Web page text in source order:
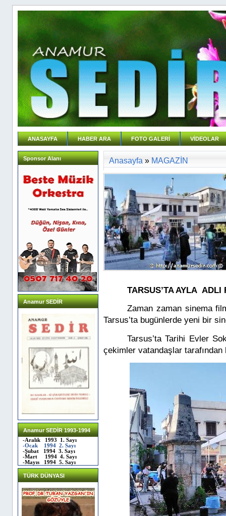
ANASAYFA HABER ARA FOTO GALERİ VİDEOLAR
Sponsor Alanı
Anamur SEDİR
Anamur SEDİR 1993-1994
-Aralık 1993 1. Sayı
-Ocak 1994 2. Sayı
-Şubat 1994 3. Sayı
-Mart 1994 4. Sayı
-Mayıs 1994 5. Sayı
TÜRK DÜNYASI
Anasayfa » MAGAZİN
TARSUS’TA AYLA
Zaman zaman sinema
Tarsus’ta bugünlerde yeni bir
Tarsus’ta Tarihi Evler
çekimler vatandaşlar